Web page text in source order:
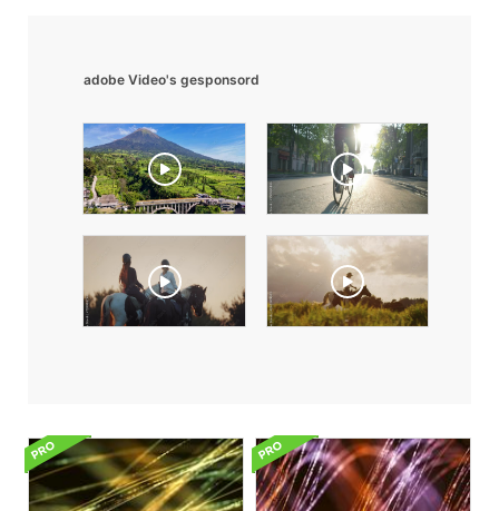
adobe Video's gesponsord